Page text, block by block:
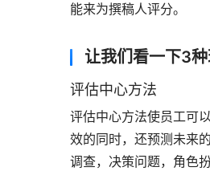
能来为撰稿人评分。
让我们看一下3
评估中心方法
评估中心方法使员工可
效的同时，还预测未来
调查，决策问题，角色